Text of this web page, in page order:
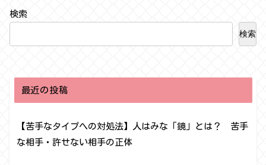
検索
検索
最近の投稿
【苦手なタイプへの対処法】人はみな「鏡」とは？ 苦手
な相手・許せない相手の正体